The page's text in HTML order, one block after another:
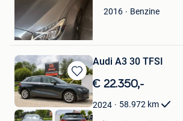
2016
Benzine
Asllani
Gent
Bewaren
in
Mijn
Favorieten
Audi A3 30 TFSI
€ 22.350,-
2024 58.972 km